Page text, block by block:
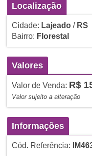
Localização
Cidade: Lajeado/ RS
Bairro: Florestal
Valores
Valor de Venda: R$
Valor sujeito a alteração
Informações
Cód. Referência: